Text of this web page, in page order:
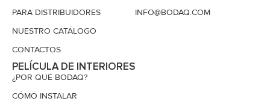
PARA DISTRIBUIDORES
NUESTRO CATÁLOGO
CONTACTOS
PELÍCULA DE INTERIORES
¿POR QUÉ BODAQ?
CÓMO INSTALAR
INFO@BODAQ.COM